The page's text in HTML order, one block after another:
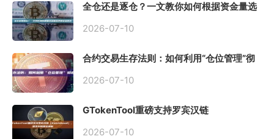
全仓还是逐仓？一文教你如何根据资金量选
2026-07-10
合约交易生存法则：如何利用“仓位管理”彻
2026-07-10
GTokenTool重磅支持罗宾汉链
2026-07-10